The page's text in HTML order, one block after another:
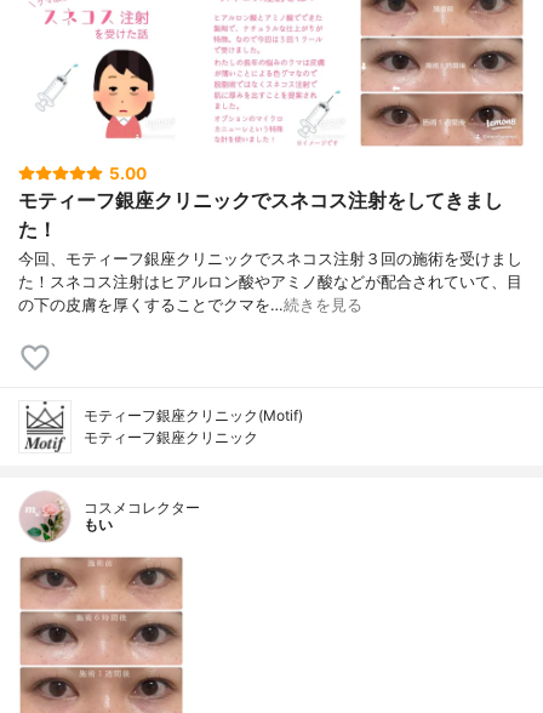
5.00
モティーフ銀座クリニックでスネコス注射をしてきまし
た！
今回、モティーフ銀座クリニックでスネコス注射３回の施術を受けまし
た！スネコス注射はヒアルロン酸やアミノ酸などが配合されていて、目
の下の皮膚を厚くすることでクマを…続きを見る
モティーフ銀座クリニック(Motif)
モティーフ銀座クリニック
コスメコレクター
もい